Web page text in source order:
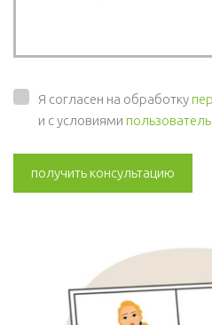
Я согласен на обработку
и с условиями
получить консультацию